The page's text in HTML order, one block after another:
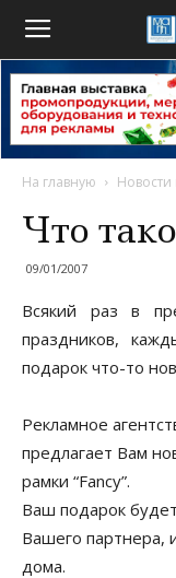
На главную
Что
09/01/2007
Всякий раз в
праздников,
подарок что-то
Рекламное
предлагает Вам
рамки “Fancy”.
Ваш подарок
Вашего партнера,
дома.